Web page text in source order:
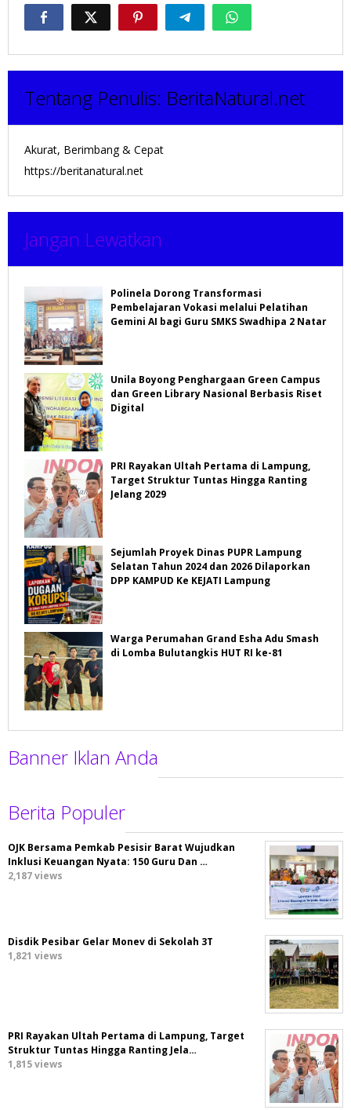
Tentang Penulis: BeritaNatural.net
Akurat, Berimbang & Cepat
https://beritanatural.net
Jangan Lewatkan
Polinela Dorong Transformasi
Pembelajaran Vokasi melalui Pelatihan
Gemini AI bagi Guru SMKS Swadhipa 2 Natar
Unila Boyong Penghargaan Green Campus
dan Green Library Nasional Berbasis Riset
Digital
PRI Rayakan Ultah Pertama di Lampung,
Target Struktur Tuntas Hingga Ranting
Jelang 2029
Sejumlah Proyek Dinas PUPR Lampung
Selatan Tahun 2024 dan 2026 Dilaporkan
DPP KAMPUD Ke KEJATI Lampung
Warga Perumahan Grand Esha Adu Smash
di Lomba Bulutangkis HUT RI ke-81
Banner Iklan Anda
Berita Populer
OJK Bersama Pemkab Pesisir Barat Wujudkan
Inklusi Keuangan Nyata: 150 Guru Dan …
2,187 views
Disdik Pesibar Gelar Monev di Sekolah 3T
1,821 views
PRI Rayakan Ultah Pertama di Lampung, Target
Struktur Tuntas Hingga Ranting Jela…
1,815 views